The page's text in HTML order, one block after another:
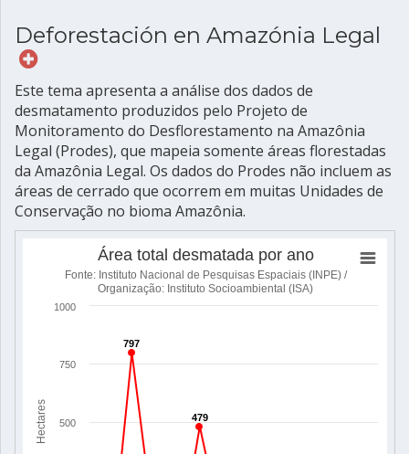
Deforestación en Amazónia Legal
Este tema apresenta a análise dos dados de
desmatamento produzidos pelo Projeto de
Monitoramento do Desflorestamento na Amazônia
Legal (Prodes), que mapeia somente áreas florestadas
da Amazônia Legal. Os dados do Prodes não incluem as
áreas de cerrado que ocorrem em muitas Unidades de
Conservação no bioma Amazônia.